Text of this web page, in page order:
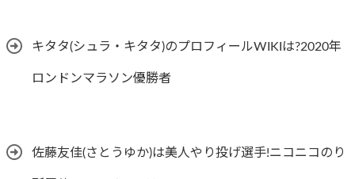
キタタ(シュラ・キタタ)のプロフィールWIKIは?2020年
ロンドンマラソン優勝者
佐藤友佳(さとうゆか)は美人やり投げ選手!ニコニコのり